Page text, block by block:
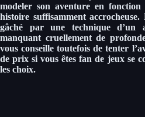
modeler son aventure en
histoire suffisamment
gâché par une technique d’un
manquant cruellement de
vous conseille toutefois de tenter
de prix si vous êtes fan de jeux se
les choix.